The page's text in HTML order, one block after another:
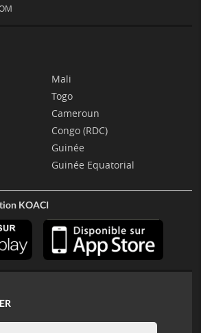
Mali
Togo
Cameroun
Congo (RDC)
Guinée
Guinée Equatorial
KOACI